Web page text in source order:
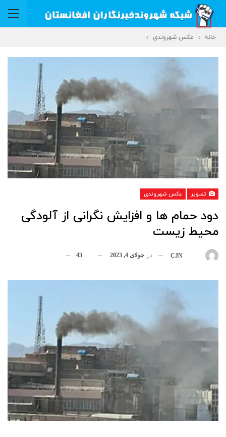
خانه عکس شهروندی
تصویر عکس شهروندی
دود حمام ها و افزایش نگرانی از آلودگی
محیط زیست
CJN در جولای 4, 2023 43